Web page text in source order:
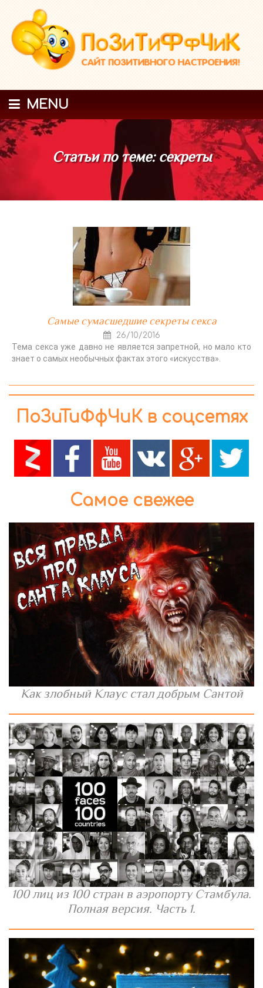
MENU
Статьи по теме: секреты
Самые сумасшедшие секреты секса
26/10/2016
Тема секса уже давно не является запретной, но мало кто
знает о самых необычных фактах этого «искусства».
ПоЗиТиФфЧиК в соцсетях
Самое свежее
Как злобный Клаус стал добрым Сантой
100 лиц из 100 стран в аэропорту Стамбула.
Полная версия. Часть 1.